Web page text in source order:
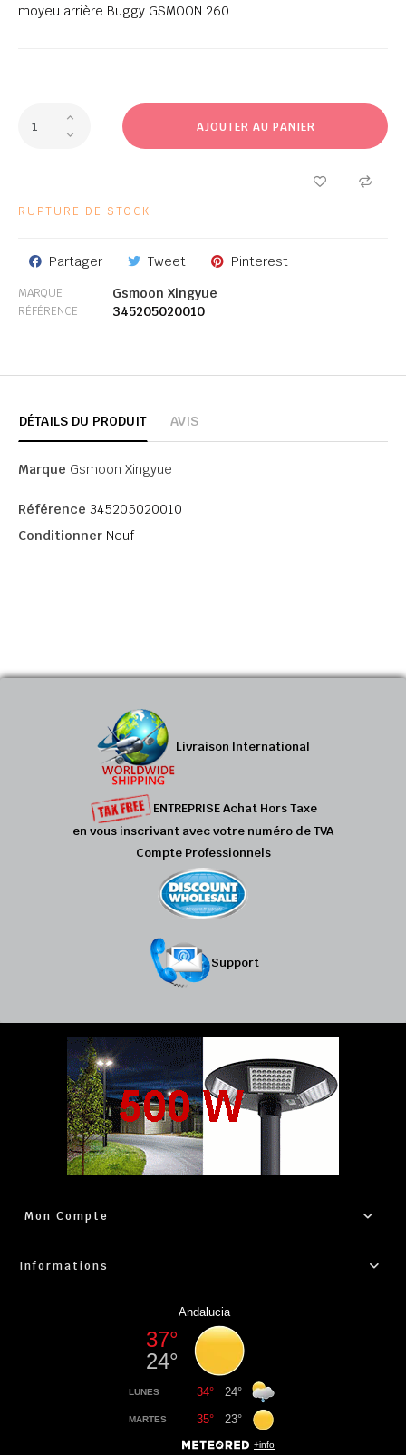
moyeu arrière Buggy GSMOON 260
AJOUTER AU PANIER
RUPTURE DE STOCK
Partager Tweet Pinterest
MARQUE Gsmoon Xingyue
RÉFÉRENCE 345205020010
DÉTAILS DU PRODUIT AVIS
Marque Gsmoon Xingyue
Référence 345205020010
Conditionner Neuf
Livraison International
ENTREPRISE Achat Hors Taxe
en vous inscrivant avec votre numéro de TVA
Compte Professionnels
Support
Mon Compte
Informations